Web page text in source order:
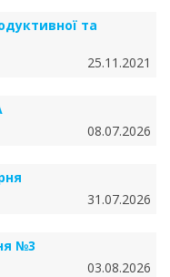
та
25.11.2021
08.07.2026
31.07.2026
№3
03.08.2026